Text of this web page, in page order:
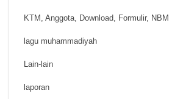
KTM, Anggota, Download, Formulir, NBM
lagu muhammadiyah
Lain-lain
laporan